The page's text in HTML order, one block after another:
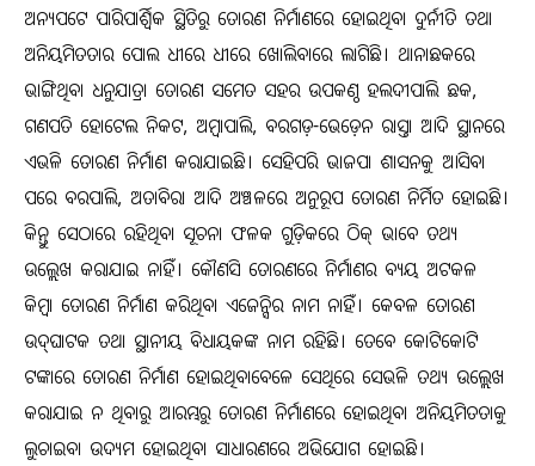
ଅନ୍ୟପଟେ ପାରିପାର୍ଶ୍ୱିକ ସ୍ଥିତିରୁ ତୋରଣ ନିର୍ମାଣରେ ହୋଇଥିବା ଦୁର୍ନୀତି ତଥା
ଅନିୟମିତତାର ପୋଲ ଧୀରେ ଧୀରେ ଖୋଲିବାରେ ଲାଗିଛି। ଥାନାଛକରେ
ଭାଙ୍ଗିଥିବା ଧନୁଯାତ୍ରା ତୋରଣ ସମେତ ସହର ଉପକଣ୍ଠ ହଲଦୀପାଲି ଛକ,
ଗଣପତି ହୋଟେଲ ନିକଟ, ଅମ୍ବାପାଲି, ବରଗଡ଼-ଭେଡ଼େନ ରାସ୍ତା ଆଦି ସ୍ଥାନରେ
ଏଭଳି ତୋରଣ ନିର୍ମାଣ କରାଯାଇଛି। ସେହିପରି ଭାଜପା ଶାସନକୁ ଆସିବା
ପରେ ବରପାଲି, ଅତାବିରା ଆଦି ଅଞ୍ଚଳରେ ଅନୁରୂପ ତୋରଣ ନିର୍ମିତ ହୋଇଛି।
କିନ୍ତୁ ସେଠାରେ ରହିଥିବା ସୂଚନା ଫଳକ ଗୁଡ଼ିକରେ ଠିକ୍‌ ଭାବେ ତଥ୍ୟ
ଉଲ୍ଲେଖ କରାଯାଇ ନାହିଁ। କୌଣସି ତୋରଣରେ ନିର୍ମାଣର ବ୍ୟୟ ଅଟକଳ
କିମ୍ବା ତୋରଣ ନିର୍ମାଣ କରିଥିବା ଏଜେନ୍ସିର ନାମ ନାହିଁ। କେବଳ ତୋରଣ
ଉଦ୍‌ଘାଟକ ତଥା ସ୍ଥାନୀୟ ବିଧାୟକଙ୍କ ନାମ ରହିଛି। ତେବେ କୋଟିକୋଟି
ଟଙ୍କାରେ ତୋରଣ ନିର୍ମାଣ ହୋଇଥିବାବେଳେ ସେଥିରେ ସେଭଳି ତଥ୍ୟ ଉଲ୍ଲେଖ
କରାଯାଇ ନ ଥିବାରୁ ଆରମ୍ଭରୁ ତୋରଣ ନିର୍ମାଣରେ ହୋଇଥିବା ଅନିୟମିତତାକୁ
ଲୁଚାଇବା ଉଦ୍ୟମ ହୋଇଥିବା ସାଧାରଣରେ ଅଭିଯୋଗ ହୋଇଛି।